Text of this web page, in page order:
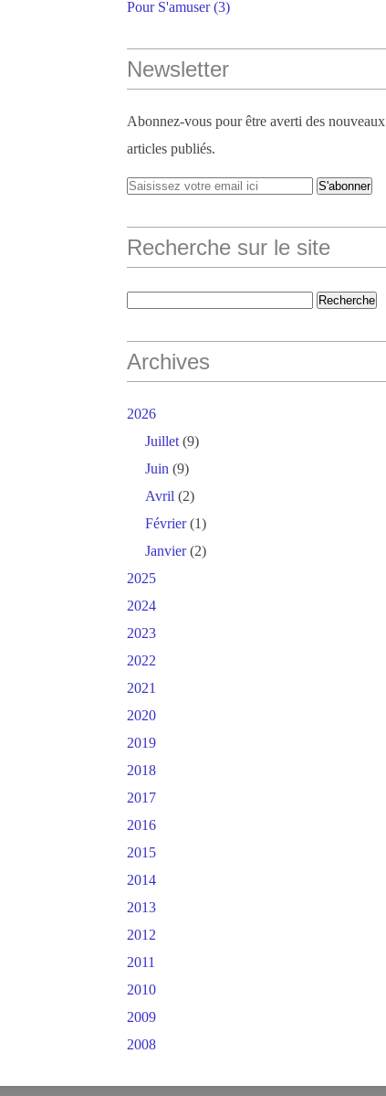
Pour S'amuser(3)
Newsletter
Abonnez-vous pour être averti des nouveaux
articles publiés.
Recherche sur le site
Archives
2026
Juillet (9)
Juin (9)
Avril (2)
Février(1)
Janvier(2)
2025
2024
2023
2022
2021
2020
2019
2018
2017
2016
2015
2014
2013
2012
2011
2010
2009
2008